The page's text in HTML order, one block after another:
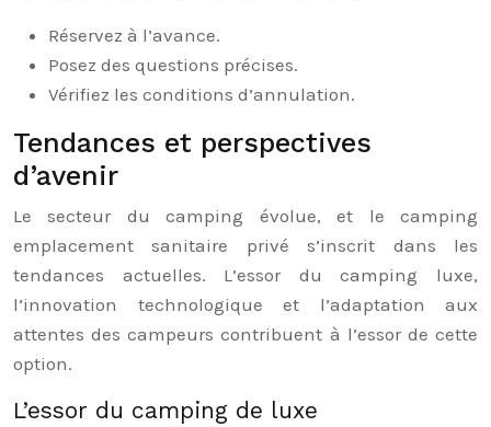
Réservez à l’avance.
Posez des questions précises.
Vérifiez les conditions d’annulation.
Tendances et perspectives
d’avenir
Le secteur du camping évolue, et le camping
emplacement sanitaire privé s’inscrit dans les
tendances actuelles. L’essor du camping luxe,
l’innovation technologique et l’adaptation aux
attentes des campeurs contribuent à l’essor de cette
option.
L’essor du camping de luxe